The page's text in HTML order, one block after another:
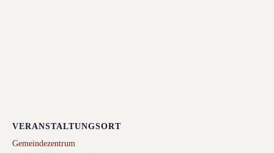
VERANSTALTUNGSORT
Gemeindezentrum